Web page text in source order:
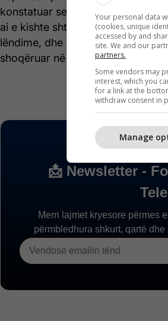
konstatuar se bëhej fjalë për E.I.
ai e kishte shtyrë një nëpunëse
lëndime, dhe kishte tentuar të
shoqëruar në polici", thuhet në
Your personal data
(cookies, unique
accessed by and
site. We and our
partners.
Some vendors may
interest, which you
for a link at the
withdraw consent in
Manage